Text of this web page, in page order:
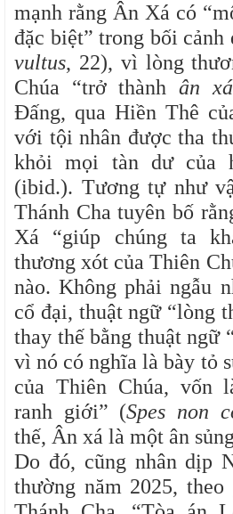
mạnh rằng Ân Xá có
đặc biệt” trong bối cảnh
vultus, 22), vì lòng
Chúa “trở thànhân xá
Đấng, qua Hiền Thê
với tội nhân được tha
khỏi mọi tàn dư của
(ibid.). Tương tự như
Thánh Cha tuyên bố
Xá “giúp chúng ta
thương xót của Thiên
nào. Không phải ngẫu
cổ đại, thuật ngữ “lòng
thay thế bằng thuật ngữ
vì nó có nghĩa là bày tỏ
của Thiên Chúa, vốn
ranh giới” (Spes non
thế, Ân xá là một ân
Do đó, cũng nhân dịp
thường năm 2025,